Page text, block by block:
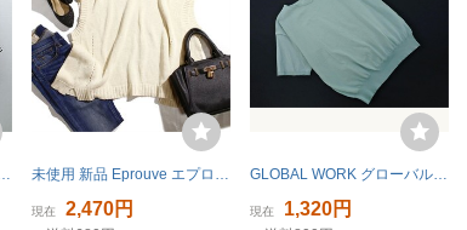
リッド ストレッチ 半袖 セーター サイズF アイボリー レディース E 未使用 新品 Eprouve エプローブ 株) ワールド 春 夏 Vネック サマーニット カットソー プルオーバー ゆったり 生成り ベージュ ナチュラル
現在 2,470円
GLOBAL WORK グローバルワーク Vネック サマー ニット セーター sizeL/ミント ■◆ ☆ gha5 レディース
現在 1,320円